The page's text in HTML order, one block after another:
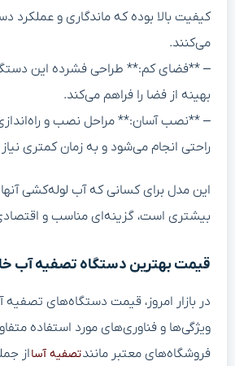
کیفیت بالا بوده که ماندگاری و عملکرد
می‌کنند.
– **فضای کم:** طراحی فشرده این
بهینه از فضا را فراهم می‌کند.
– **نصب آسان:** مراحل نصب و
راحتی انجام می‌شود و به زمان کمتری نیاز
این مدل برای کسانی که آب لوله‌کشی آنها
بیشتری است، گزینه‌ای مناسب و
قیمت بهترین دستگاه تصفیه آب
در بازار امروز، قیمت دستگاه‌های تصفیه
ویژگی‌ها و فناوری‌های مورد استفاده
فروشگاه‌های معتبر مانندتصفیه آسااز